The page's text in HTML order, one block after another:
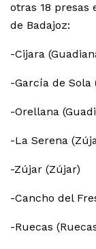
otras 18 presas
de Badajoz:
-Cijara
-García de Sola
-Orellana
-La Serena
-Zújar (Zújar)
-Cancho del
-Ruecas